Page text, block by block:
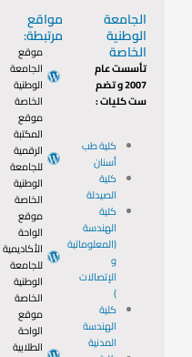
الجامعة
الوطنية
الخاصة
تأسست عام
2007 و تضم
ست كليات :
كلية طب
أسنان
كلية
الصيدلة
كلية
الهندسة
(المعلوماتية
و
الإتصالات
)
كلية
الهندسة
المدنية
مواقع
مرتبطة:
موقع
الجامعة
الوطنية
الخاصة
موقع
المكتبة
الرقمية
للجامعة
الوطنية
الخاصة
موقع
الواحة
الأكاديمية
للجامعة
الوطنية
الخاصة
موقع
الواحة
الطلابية